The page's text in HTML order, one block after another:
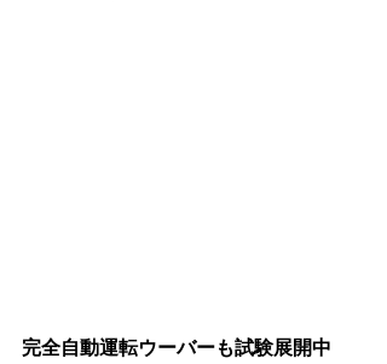
完全自動運転ウーバーも試験展開中